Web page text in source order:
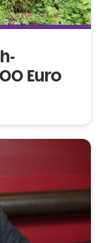
Euro